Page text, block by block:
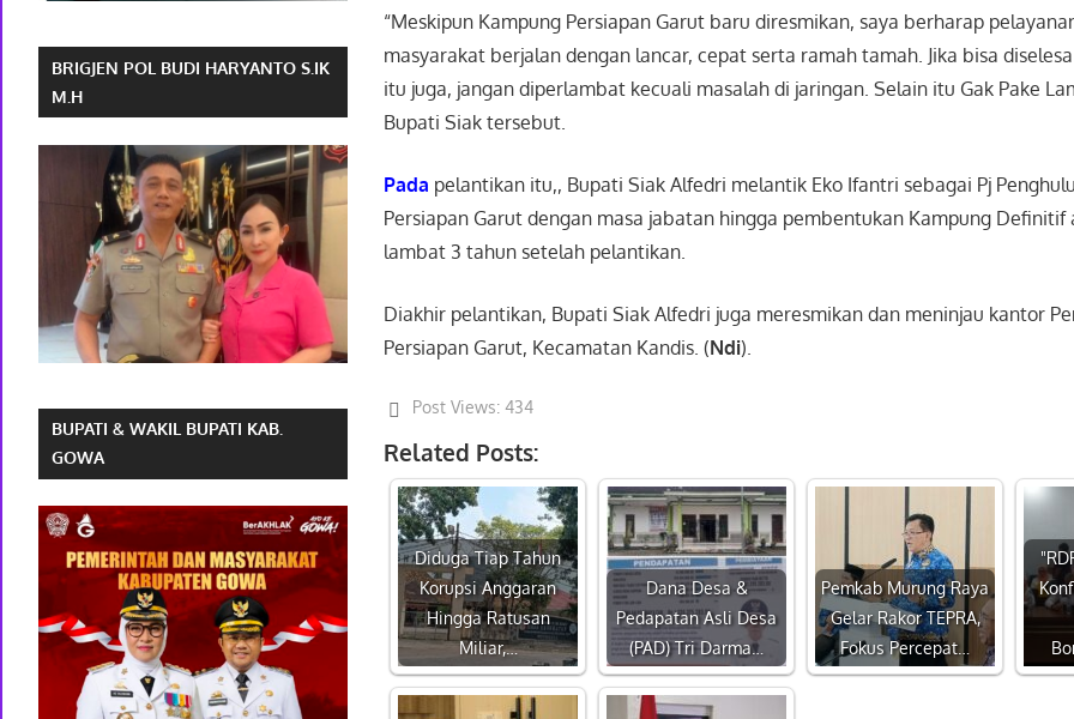
“Meskipun Kampung Persiapan Garut baru diresmikan, saya berharap
masyarakat berjalan dengan lancar, cepat serta ramah tamah. Jika bisa
itu juga, jangan diperlambat kecuali masalah di jaringan. Selain itu Gak Pake
Bupati Siak tersebut.
Pada pelantikan itu,, Bupati Siak Alfedri melantik Eko Ifantri sebagai Pj
Persiapan Garut dengan masa jabatan hingga pembentukan Kampung Definitif
lambat 3 tahun setelah pelantikan.
Diakhir pelantikan, Bupati Siak Alfedri juga meresmikan dan meninjau kantor
Persiapan Garut, Kecamatan Kandis. (Ndi).
Post Views: 434
Related Posts:
Diduga Tiap Tahun
Korupsi Anggaran
Hingga Ratusan
Miliar,…
Dana Desa &
Pedapatan Asli Desa
(PAD) Tri Darma…
Pemkab Murung Raya
Gelar Rakor TEPRA,
Fokus Percepat…
BRIGJEN POL BUDI HARYANTO S.IK
M.H
BUPATI & WAKIL BUPATI KAB.
GOWA